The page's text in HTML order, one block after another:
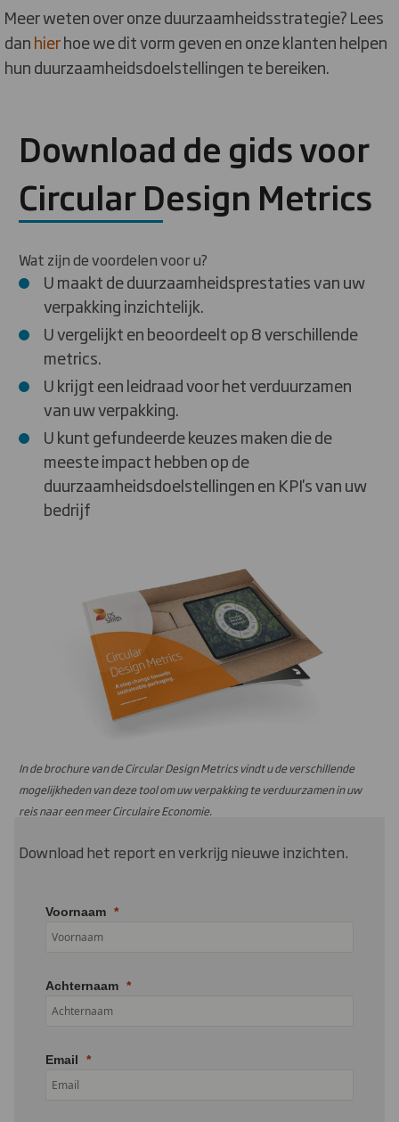
Meer weten over onze duurzaamheidsstrategie? Lees
danhierhoe we dit vorm geven en onze klanten helpen
hun duurzaamheidsdoelstellingen te bereiken.
Download de gids voor
Circular Design Metrics
Wat zijn de voordelen voor u?
U maakt de duurzaamheidsprestaties van uw
verpakking inzichtelijk.
U vergelijkt en beoordeelt op 8 verschillende
metrics.
U krijgt een leidraad voor het verduurzamen
van uw verpakking.
U kunt gefundeerde keuzes maken die de
meeste impact hebben op de
duurzaamheidsdoelstellingen en KPI's van uw
bedrijf
In de brochure van de Circular Design Metrics vindt u de verschillende
mogelijkheden van deze tool om uw verpakking te verduurzamen in uw
reis naar een meer Circulaire Economie.
Download het report en verkrijg nieuwe inzichten.
Voornaam
Achternaam
Email